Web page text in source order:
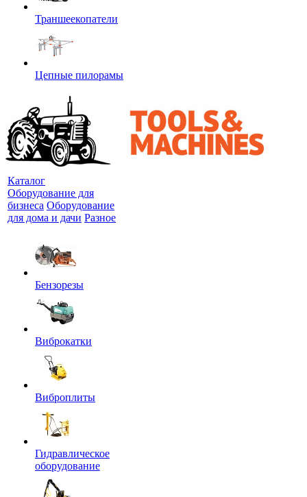
Траншеекопатели
Цепные пилорамы
Каталог
Оборудование для
бизнеса Оборудование
для дома и дачи Разное
Бензорезы
Виброкатки
Виброплиты
Гидравлическое
оборудование